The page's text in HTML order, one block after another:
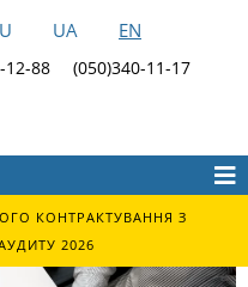
UA EN
12-88 (050)340-11-17
КОНТРАКТУВАННЯ З
2026